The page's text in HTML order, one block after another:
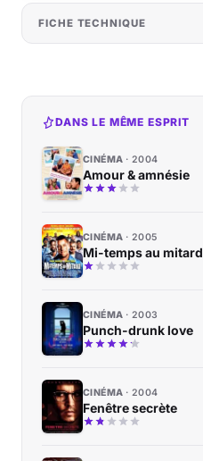
FICHE TECHNIQUE
DANS LE MÊME ESPRIT
CINÉMA 2004
Amour & amnésie
CINÉMA 2005
Mi-temps au mitard
CINÉMA 2003
Punch-drunk love
CINÉMA 2004
Fenêtre secrète